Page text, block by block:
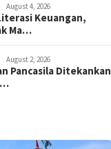
August 4, 2026
Keuangan,
Ma…
August 2, 2026
Pancasila Ditekankan